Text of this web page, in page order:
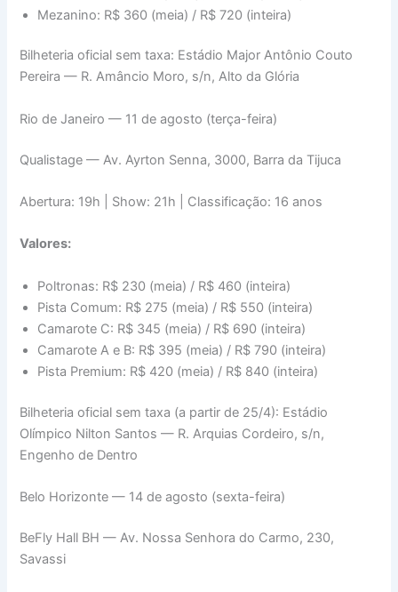
Mezanino: R$ 360 (meia) / R$ 720 (inteira)
Bilheteria oficial sem taxa: Estádio Major Antônio Couto
Pereira — R. Amâncio Moro, s/n, Alto da Glória
Rio de Janeiro — 11 de agosto (terça-feira)
Qualistage — Av. Ayrton Senna, 3000, Barra da Tijuca
Abertura: 19h | Show: 21h | Classificação: 16 anos
Valores:
Poltronas: R$ 230 (meia) / R$ 460 (inteira)
Pista Comum: R$ 275 (meia) / R$ 550 (inteira)
Camarote C: R$ 345 (meia) / R$ 690 (inteira)
Camarote A e B: R$ 395 (meia) / R$ 790 (inteira)
Pista Premium: R$ 420 (meia) / R$ 840 (inteira)
Bilheteria oficial sem taxa (a partir de 25/4): Estádio
Olímpico Nilton Santos — R. Arquias Cordeiro, s/n,
Engenho de Dentro
Belo Horizonte — 14 de agosto (sexta-feira)
BeFly Hall BH — Av. Nossa Senhora do Carmo, 230,
Savassi